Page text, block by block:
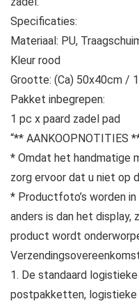
Specificaties:
Materiaal: PU,
Kleur rood
Grootte: (Ca) 50x40cm /
Pakket inbegrepen:
1 pc x paard zadel pad
“** AANKOOPNOTITIES
* Omdat het handmatige
zorg ervoor dat u niet op
* Productfoto’s worden
anders is dan het display,
product wordt
1. De standaard
postpakketten, logistieke